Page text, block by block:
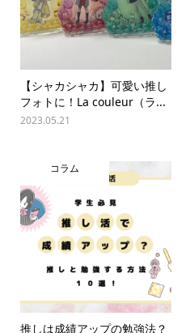
【シャカシャカ】可愛い推し
フォトに！La couleur（ラ...
2023.05.21
コラム
推しは成績アップの勉強法？